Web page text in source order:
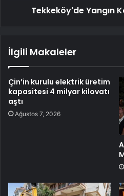
Tekkeköy'de Yangın
İlgili Makaleler
Çin’in kurulu elektrik üretim
kapasitesi 4 milyar kilovatı
aştı
Ağustos 7, 2026